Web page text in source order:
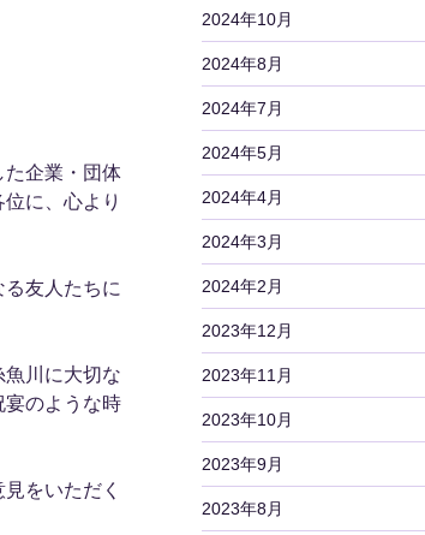
た企業・団体
に、心より
友人たちに
川に大切な
宴のような時
をいただく
2024年10月
2024年8月
2024年7月
2024年5月
2024年4月
2024年3月
2024年2月
2023年12月
2023年11月
2023年10月
2023年9月
2023年8月